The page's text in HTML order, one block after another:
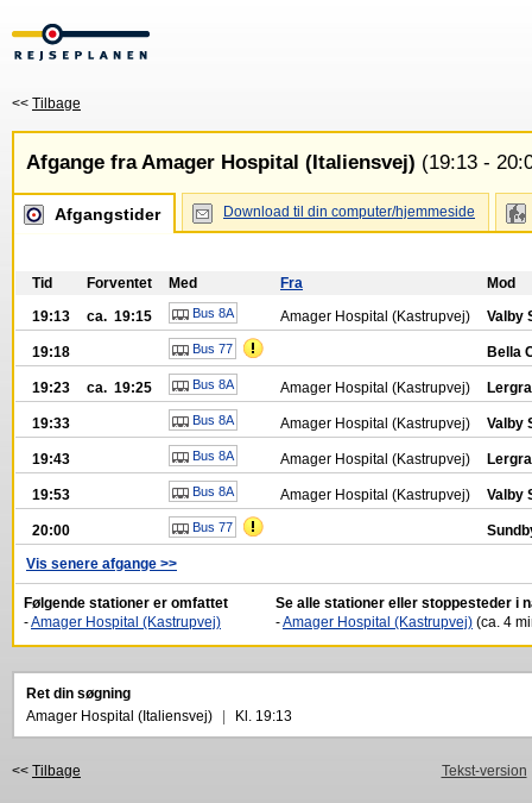
<< Tilbage
Afgange fra Amager Hospital (Italiensvej) (19:13 -
Afgangstider Download til din computer/hjemmeside
Tid Forventet Med Fra
Mod
19:13
ca. 19:15 Bus 8A Amager Hospital (Kastrupvej) Valby
19:18 Bus 77 Bella
19:23 ca. 19:25 Bus 8A Amager Hospital (Kastrupvej)
19:33 Bus 8A Amager Hospital (Kastrupvej) Valby
19:43 Bus 8A Amager Hospital (Kastrupvej)
19:53 Bus 8A Amager Hospital (Kastrupvej) Valby
20:00 Bus 77
Vis senere afgange >>
Følgende stationer er omfattet
-Amager Hospital (Kastrupvej)
Se alle stationer eller stoppesteder i
-Amager Hospital (Kastrupvej) (ca. 4
Ret din søgning
Amager Hospital (Italiensvej)
Kl. 19:13
<< Tilbage Tekst-version